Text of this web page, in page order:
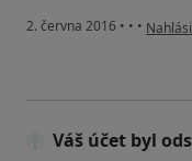
2. června 2016 • • • podle
Váš účet byl